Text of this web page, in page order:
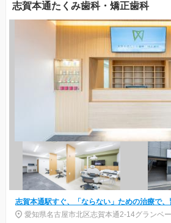
志賀本通たくみ歯科・矯正歯科
志賀本通駅すぐ、「ならない」ための治療で
愛知県名古屋市北区志賀本通2-14グランベ